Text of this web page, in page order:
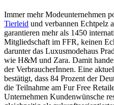
Immer mehr Modeunternehmen
Tierleid und verbannen Echtpelz
garantieren mehr als 1450
Mitgliedschaft im FFR, keinen
darunter das Luxusmodehaus
wie H&M und Zara. Damit
der VerbraucherInnen. Eine
bestätigt, dass 84 Prozent der
die Teilnahme am Fur Free
Unternehmen Kundenwünsche